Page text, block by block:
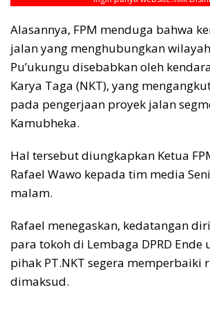
Alasannya, FPM menduga bahwa
jalan yang menghubungkan
Pu’ukungu disebabkan oleh
Karya Taga (NKT), yang
pada pengerjaan proyek jalan
Kamubheka.
Hal tersebut diungkapkan Ketua
Rafael Wawo kepada tim media
malam.
Rafael menegaskan, kedatangan
para tokoh di Lembaga DPRD
pihak PT.NKT segera memperbaiki
dimaksud.